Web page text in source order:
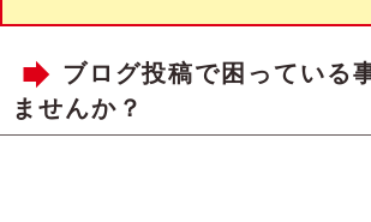
ブログ投稿で困っている
ませんか？